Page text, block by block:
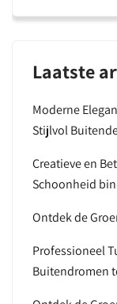
Laatste
Moderne
Stijlvol
Creatieve en
Schoonheid
Ontdek de
Professioneel
Buitendromen